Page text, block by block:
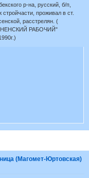
р-на, русский, б/п,
стройчасти, проживал в ст.
расстрелян. (
РАБОЧИЙ"
(Магомет-Юртовская)